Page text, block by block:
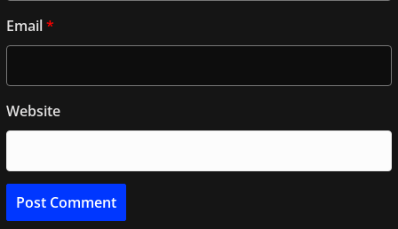
Email*
Website